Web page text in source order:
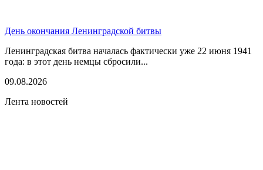
День окончания Ленинградской битвы
Ленинградская битва началась фактически уже 22 июня 1941
года: в этот день немцы сбросили...
09.08.2026
Лента новостей